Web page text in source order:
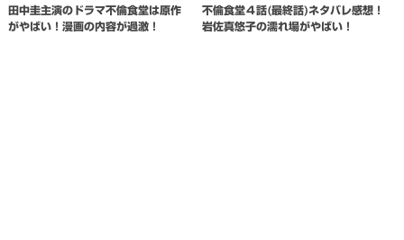
田中圭主演のドラマ不倫食堂は原作
がやばい！漫画の内容が過激！
不倫食堂４話(最終話)ネタバレ感想！
岩佐真悠子の濡れ場がやばい！